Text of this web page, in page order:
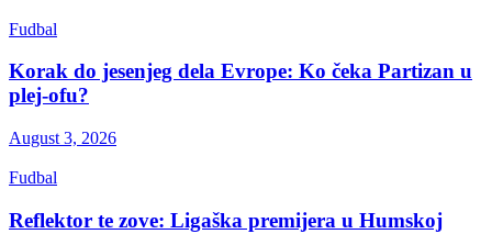
Fudbal
Korak do jesenjeg dela Evrope: Ko čeka Partizan u
plej-ofu?
August 3, 2026
Fudbal
Reflektor te zove: Ligaška premijera u Humskoj